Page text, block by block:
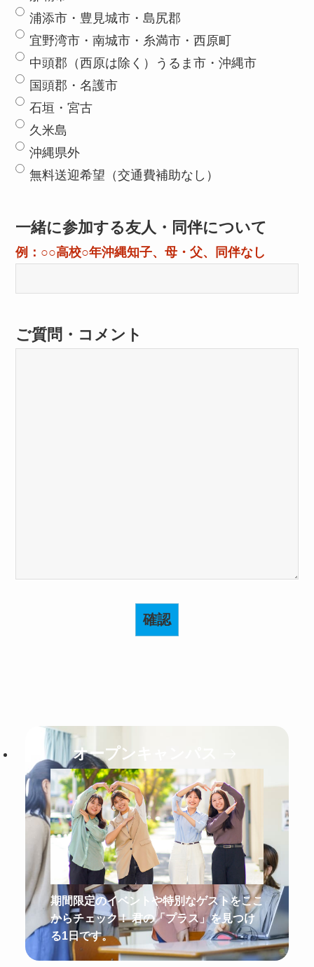
浦添市・豊見城市・島尻郡
宜野湾市・南城市・糸満市・西原町
中頭郡（西原は除く）うるま市・沖縄市
国頭郡・名護市
石垣・宮古
久米島
沖縄県外
無料送迎希望（交通費補助なし）
一緒に参加する友人・同伴について
例：○○高校○年沖縄知子、母・父、同伴なし
ご質問・コメント
オープンキャンパス
期間限定のイベントや特別なゲストをここ
からチェック！ 君の「プラス」を見つけ
る1日です。